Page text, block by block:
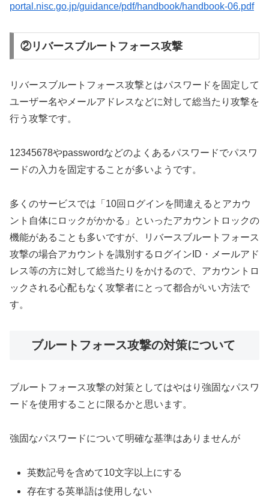
portal.nisc.go.jp/guidance/pdf/handbook/handbook-06.pdf
②リバースブルートフォース攻撃
リバースブルートフォース攻撃とはパスワードを固定して
ユーザー名やメールアドレスなどに対して総当たり攻撃を
行う攻撃です。
12345678やpasswordなどのよくあるパスワードでパスワ
ードの入力を固定することが多いようです。
多くのサービスでは「10回ログインを間違えるとアカウ
ント自体にロックがかかる」といったアカウントロックの
機能があることも多いですが、リバースブルートフォース
攻撃の場合アカウントを識別するログインID・メールアド
レス等の方に対して総当たりをかけるので、アカウントロ
ックされる心配もなく攻撃者にとって都合がいい方法で
す。
ブルートフォース攻撃の対策について
ブルートフォース攻撃の対策としてはやはり強固なパスワ
ードを使用することに限るかと思います。
強固なパスワードについて明確な基準はありませんが
英数記号を含めて10文字以上にする
存在する英単語は使用しない